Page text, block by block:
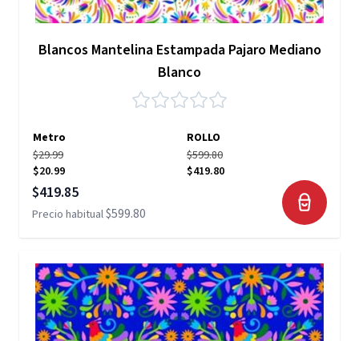
Blancos Mantelina Estampada Pajaro Mediano
Blanco
Metro
ROLLO
$29.99
$20.99
$599.80
$419.80
Precio especial
$419.85
Precio habitual$599.80